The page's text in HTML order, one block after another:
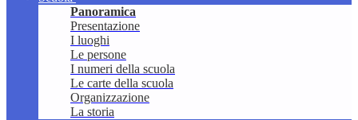
Panoramica
Presentazione
I luoghi
Le persone
I numeri della scuola
Le carte della scuola
Organizzazione
La storia